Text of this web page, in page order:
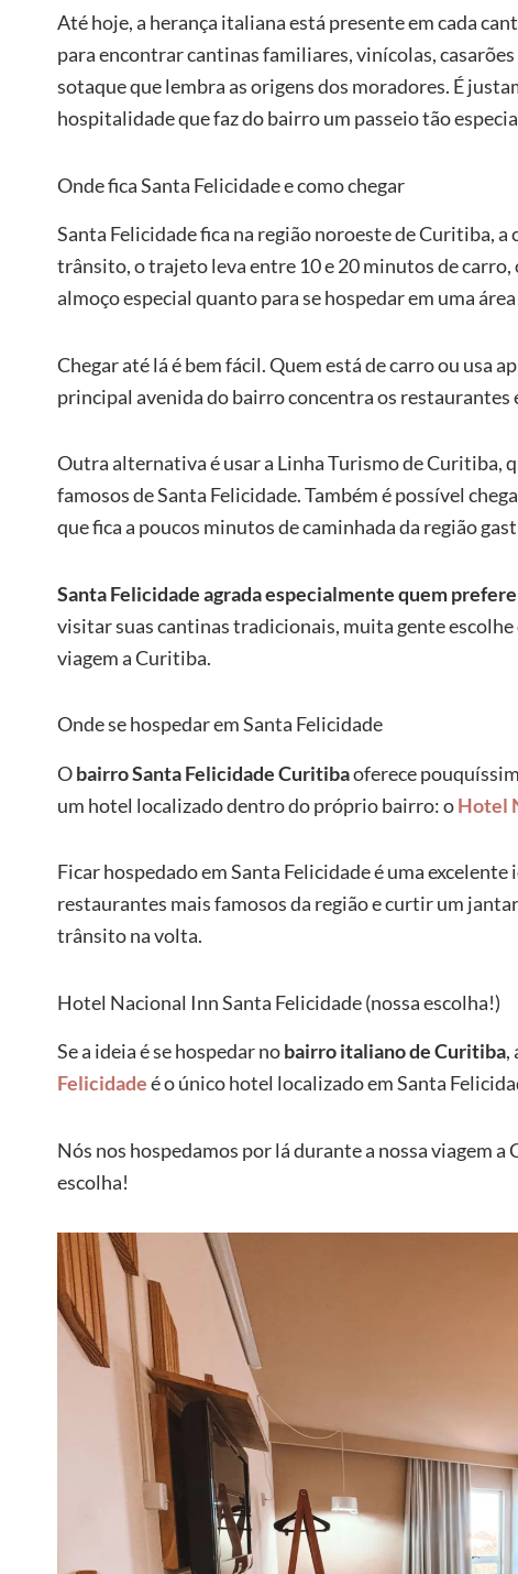
Até hoje, a herança italiana está presente em cada
para encontrar cantinas familiares, vinícolas,
sotaque que lembra as origens dos moradores. É
hospitalidade que faz do bairro um passeio tão
Onde fica Santa Felicidade e como chegar
Santa Felicidade fica na região noroeste de Curitiba,
trânsito, o trajeto leva entre 10 e 20 minutos de
almoço especial quanto para se hospedar em uma
Chegar até lá é bem fácil. Quem está de carro ou usa
principal avenida do bairro concentra os restaurantes
Outra alternativa é usar a Linha Turismo de Curitiba,
famosos de Santa Felicidade. Também é possível
que fica a poucos minutos de caminhada da região
Santa Felicidade agrada especialmente quem
visitar suas cantinas tradicionais, muita gente
viagem a Curitiba.
Onde se hospedar em Santa Felicidade
Obairro Santa Felicidade Curitibaoferece
um hotel localizado dentro do próprio bairro: oHotel
Ficar hospedado em Santa Felicidade é uma
restaurantes mais famosos da região e curtir um
trânsito na volta.
Hotel Nacional Inn Santa Felicidade (nossa escolha!)
Se a ideia é se hospedar nobairro italiano de Curitiba,
Felicidadeé o único hotel localizado em Santa
Nós nos hospedamos por lá durante a nossa viagem
escolha!